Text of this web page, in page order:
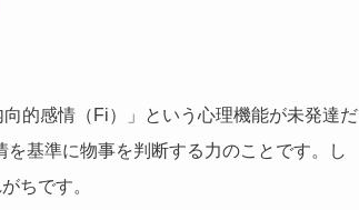
的感情（Fi）」という心理機能が未発達だ
基準に物事を判断する力のことです。し
ちです。